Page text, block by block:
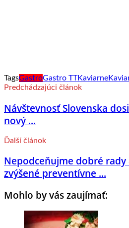
TagsGastroGastro TTKaviarne
Predchádzajúci článok
Návštevnosť Slovenska
nový ...
Ďalší článok
Nepodceňujme dobré
zvýšené preventívne ...
Mohlo by vás zaujímať: